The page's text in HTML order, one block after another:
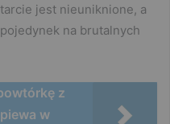
jest nieuniknione, a
na brutalnych
z
w